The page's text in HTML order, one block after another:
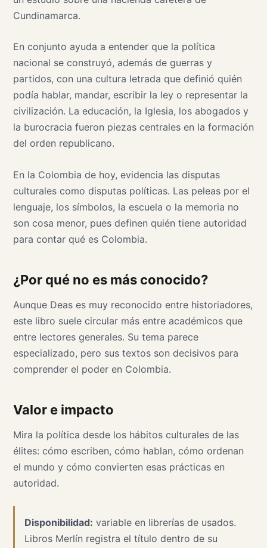
Cundinamarca.
En conjunto ayuda a entender que la política
nacional se construyó, además de guerras y
partidos, con una cultura letrada que definió quién
podía hablar, mandar, escribir la ley o representar la
civilización. La educación, la Iglesia, los abogados y
la burocracia fueron piezas centrales en la formación
del orden republicano.
En la Colombia de hoy, evidencia las disputas
culturales como disputas políticas. Las peleas por el
lenguaje, los símbolos, la escuela o la memoria no
son cosa menor, pues definen quién tiene autoridad
para contar qué es Colombia.
¿Por qué no es más conocido?
Aunque Deas es muy reconocido entre historiadores,
este libro suele circular más entre académicos que
entre lectores generales. Su tema parece
especializado, pero sus textos son decisivos para
comprender el poder en Colombia.
Valor e impacto
Mira la política desde los hábitos culturales de las
élites: cómo escriben, cómo hablan, cómo ordenan
el mundo y cómo convierten esas prácticas en
autoridad.
Disponibilidad: variable en librerías de usados.
Libros Merlín registra el título dentro de su